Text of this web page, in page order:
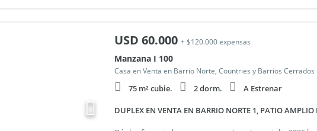
USD 60.000 + $120.000 expensas
Manzana I 100
Casa en Venta en Barrio Norte, Countries y Barrios Cerrados
75 m² cubie. 2 dorm. A Estrenar
DUPLEX EN VENTA EN BARRIO NORTE 1, PATIO